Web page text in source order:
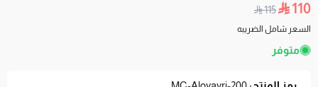
110
115
السعر شامل الضريبه
متوفر